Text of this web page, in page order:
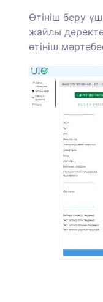
Өтініш беру
жайлы
өтініш